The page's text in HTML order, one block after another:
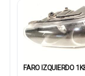
FARO IZQUIERDO